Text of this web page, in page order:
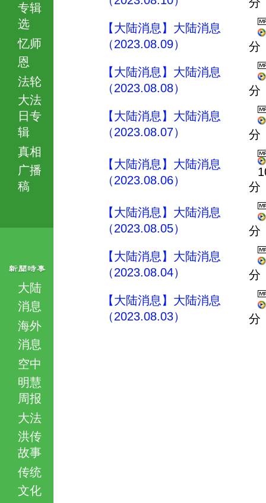
专辑
选
忆师
恩
法轮
大法
日专
辑
真相
广播
稿
大陆
消息
海外
消息
空中
明慧
周报
大法
洪传
故事
传统
文化
【大陆消息】大陆消息
（2023.08.09）
分
【大陆消息】大陆消息
（2023.08.08）
分
【大陆消息】大陆消息
（2023.08.07）
分
【大陆消息】大陆消息
（2023.08.06）
分
【大陆消息】大陆消息
（2023.08.05）
分
【大陆消息】大陆消息
（2023.08.04）
分
【大陆消息】大陆消息
（2023.08.03）
分